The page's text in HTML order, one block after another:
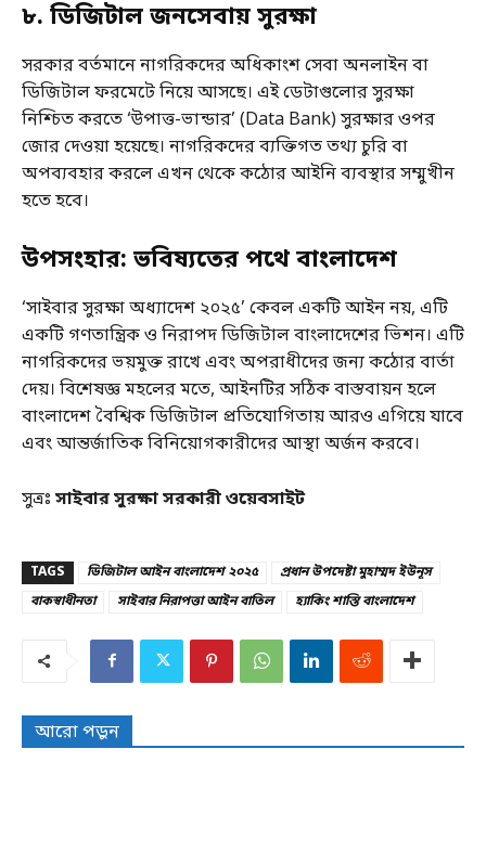
৮. ডিজিটাল জনসেবায় সুরক্ষা
সরকার বর্তমানে নাগরিকদের অধিকাংশ সেবা অনলাইন বা
ডিজিটাল ফরমেটে নিয়ে আসছে। এই ডেটাগুলোর সুরক্ষা
নিশ্চিত করতে ‘উপাত্ত-ভান্ডার’ (Data Bank) সুরক্ষার ওপর
জোর দেওয়া হয়েছে। নাগরিকদের ব্যক্তিগত তথ্য চুরি বা
অপব্যবহার করলে এখন থেকে কঠোর আইনি ব্যবস্থার সম্মুখীন
হতে হবে।
উপসংহার: ভবিষ্যতের পথে বাংলাদেশ
‘সাইবার সুরক্ষা অধ্যাদেশ ২০২৫’ কেবল একটি আইন নয়, এটি
একটি গণতান্ত্রিক ও নিরাপদ ডিজিটাল বাংলাদেশের ভিশন। এটি
নাগরিকদের ভয়মুক্ত রাখে এবং অপরাধীদের জন্য কঠোর বার্তা
দেয়। বিশেষজ্ঞ মহলের মতে, আইনটির সঠিক বাস্তবায়ন হলে
বাংলাদেশ বৈশ্বিক ডিজিটাল প্রতিযোগিতায় আরও এগিয়ে যাবে
এবং আন্তর্জাতিক বিনিয়োগকারীদের আস্থা অর্জন করবে।
সুত্রঃ সাইবার সুরক্ষা সরকারী ওয়েবসাইট
TAGS ডিজিটাল আইন বাংলাদেশ ২০২৫
প্রধান উপদেষ্টা মুহাম্মদ ইউনূস
বাকস্বাধীনতা
সাইবার নিরাপত্তা আইন বাতিল হ্যাকিং শাস্তি বাংলাদেশ
আরো পড়ুন